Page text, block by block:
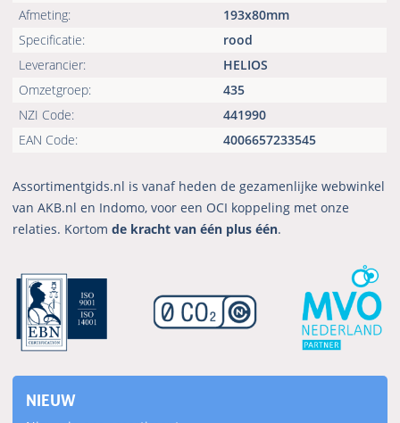
Afmeting:
193x80mm
Specificatie:
rood
Leverancier:
HELIOS
Omzetgroep:
435
NZI Code:
441990
EAN Code:
4006657233545
Assortimentgids.nl is vanaf heden de gezamenlijke webwinkel
van AKB.nl en Indomo, voor een OCI koppeling met onze
relaties. Kortomde kracht van één plus één.
NIEUW